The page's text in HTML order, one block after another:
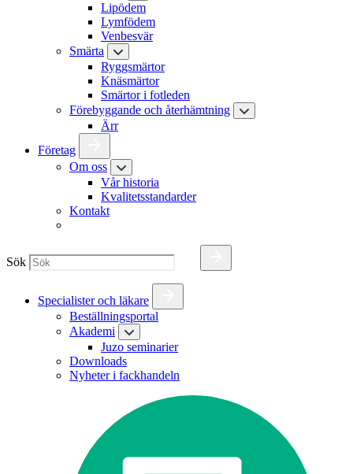
Lipödem
Lymfödem
Venbesvär
Smärta
Ryggsmärtor
Knäsmärtor
Smärtor i fotleden
Förebyggande och återhämtning
Ärr
Företag
Om oss
Vår historia
Kvalitetsstandarder
Kontakt
Sök
Specialister och läkare
Beställningsportal
Akademi
Juzo seminarier
Downloads
Nyheter i fackhandeln